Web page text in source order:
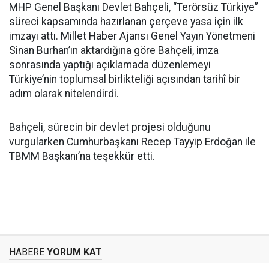
MHP Genel Başkanı Devlet Bahçeli, “Terörsüz Türkiye”
süreci kapsamında hazırlanan çerçeve yasa için ilk
imzayı attı. Millet Haber Ajansı Genel Yayın Yönetmeni
Sinan Burhan’ın aktardığına göre Bahçeli, imza
sonrasında yaptığı açıklamada düzenlemeyi
Türkiye’nin toplumsal birlikteliği açısından tarihî bir
adım olarak nitelendirdi.
Bahçeli, sürecin bir devlet projesi olduğunu
vurgularken Cumhurbaşkanı Recep Tayyip Erdoğan ile
TBMM Başkanı’na teşekkür etti.
HABERE YORUM KAT